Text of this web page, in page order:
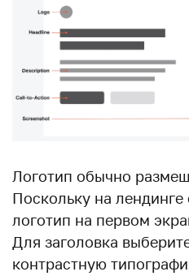
Логотип обычно
Поскольку на лендинге
логотип на первом
Для заголовка
контрастную